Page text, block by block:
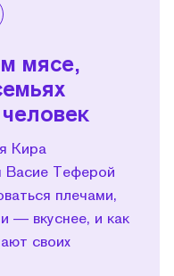
мясе,
Кира
Васие Теферой
плечами,
— вкуснее, и как
своих